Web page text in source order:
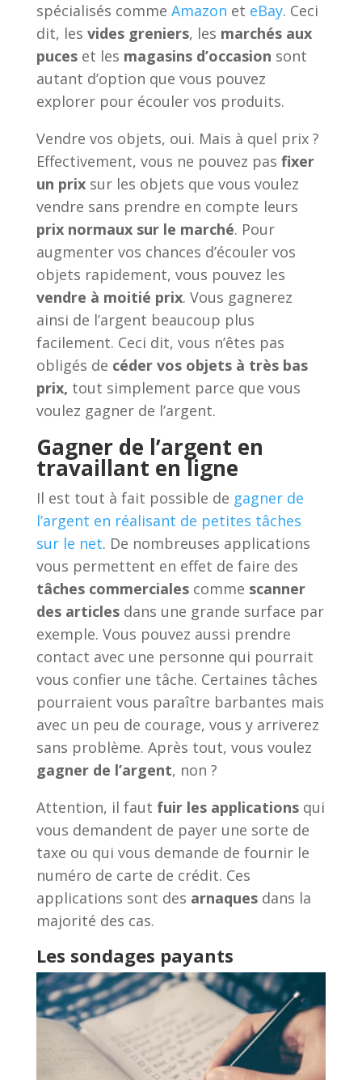
spécialisés comme Amazon et eBay. Ceci
dit, les vides greniers, les marchés aux
puceset les magasins d’occasion sont
autant d’option que vous pouvez
explorer pour écouler vos produits.
Vendre vos objets, oui. Mais à quel prix ?
Effectivement, vous ne pouvez pas fixer
un prixsur les objets que vous voulez
vendre sans prendre en compte leurs
prix normaux sur le marché. Pour
augmenter vos chances d’écouler vos
objets rapidement, vous pouvez les
vendre à moitié prix. Vous gagnerez
ainsi de l’argent beaucoup plus
facilement. Ceci dit, vous n’êtes pas
obligés de céder vos objets à très bas
prix, tout simplement parce que vous
voulez gagner de l’argent.
Gagner de l’argent en
travaillant en ligne
Il est tout à fait possible de gagner de
l’argent en réalisant de petites tâches
sur le net. De nombreuses applications
vous permettent en effet de faire des
tâches commercialescomme scanner
des articlesdans une grande surface par
exemple. Vous pouvez aussi prendre
contact avec une personne qui pourrait
vous confier une tâche. Certaines tâches
pourraient vous paraître barbantes mais
avec un peu de courage, vous y arriverez
sans problème. Après tout, vous voulez
gagner de l’argent, non ?
Attention, il faut fuir les applicationsqui
vous demandent de payer une sorte de
taxe ou qui vous demande de fournir le
numéro de carte de crédit. Ces
applications sont des arnaquesdans la
majorité des cas.
Les sondages payants